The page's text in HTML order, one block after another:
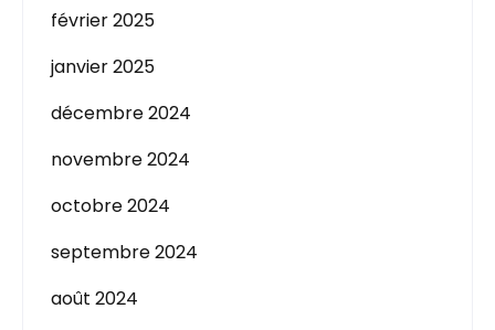
février 2025
janvier 2025
décembre 2024
novembre 2024
octobre 2024
septembre 2024
août 2024